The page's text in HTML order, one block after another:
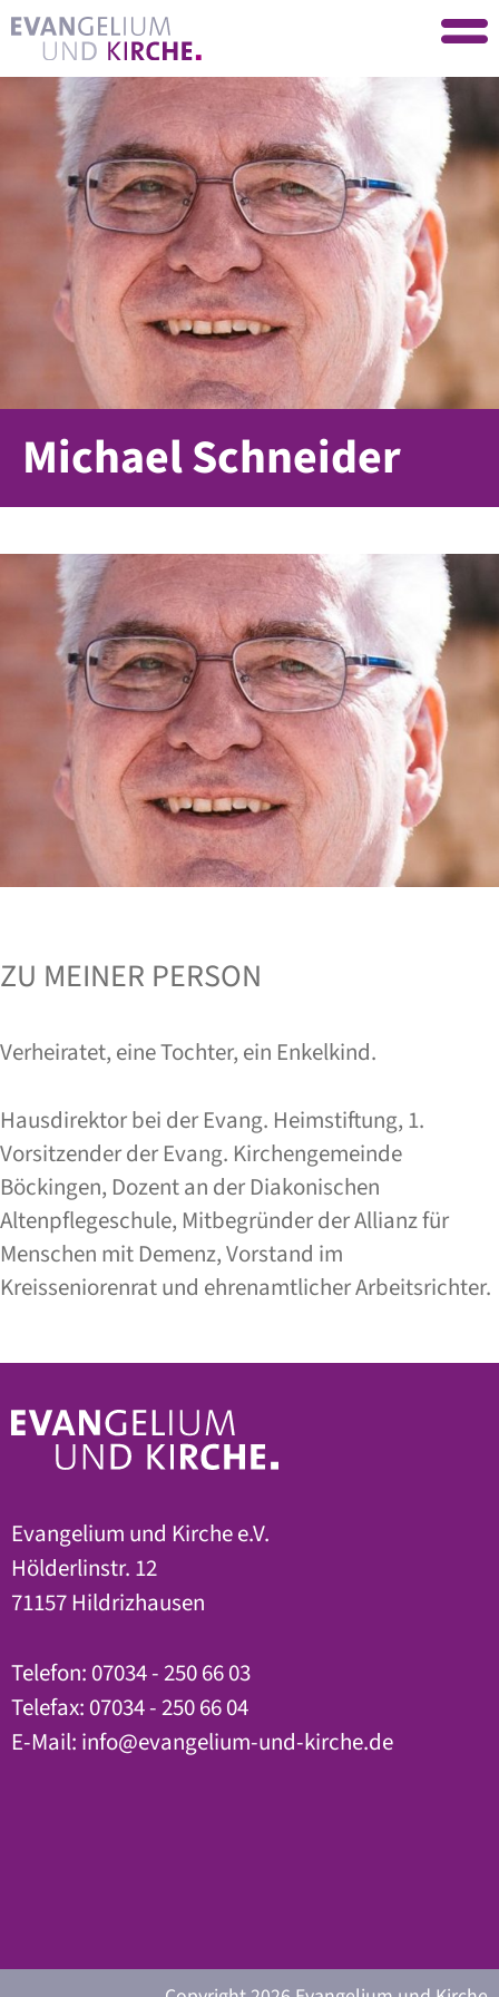
Michael Schneider
ZU MEINER PERSON
Verheiratet, eine Tochter, ein Enkelkind.
Hausdirektor bei der Evang. Heimstiftung, 1.
Vorsitzender der Evang. Kirchengemeinde
Böckingen, Dozent an der Diakonischen
Altenpflegeschule, Mitbegründer der Allianz für
Menschen mit Demenz, Vorstand im
Kreisseniorenrat und ehrenamtlicher Arbeitsrichter.
Evangelium und Kirche e.V.
Hölderlinstr. 12
71157 Hildrizhausen
Telefon: 07034 - 250 66 03
Telefax: 07034 - 250 66 04
E-Mail: info@evangelium-und-kirche.de